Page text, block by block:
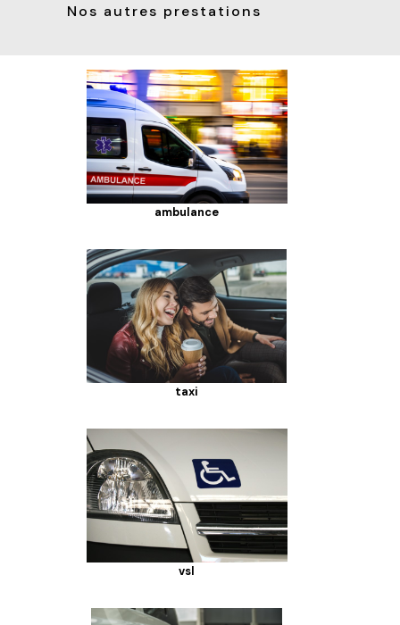
Nos autres prestations
ambulance
taxi
vsl